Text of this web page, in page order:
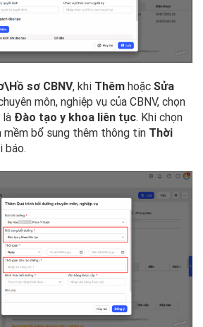
sơ CBNV, khi Thêm hoặc Sửa
môn, nghiệp vụ của CBNV, chọn
là Đào tạo y khoa liên tục. Khi chọn
mềm bổ sung thêm thông tin Thời
báo.